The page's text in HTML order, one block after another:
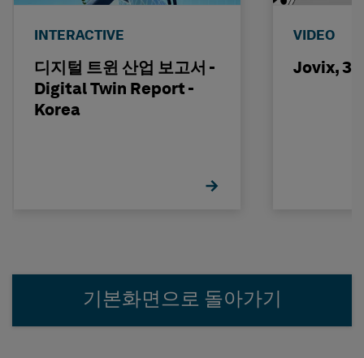
INTERACTIVE
디지털 트윈 산업 보고서 -
Digital Twin Report -
Korea
VIDEO
Jovix, 3
기본화면으로 돌아가기